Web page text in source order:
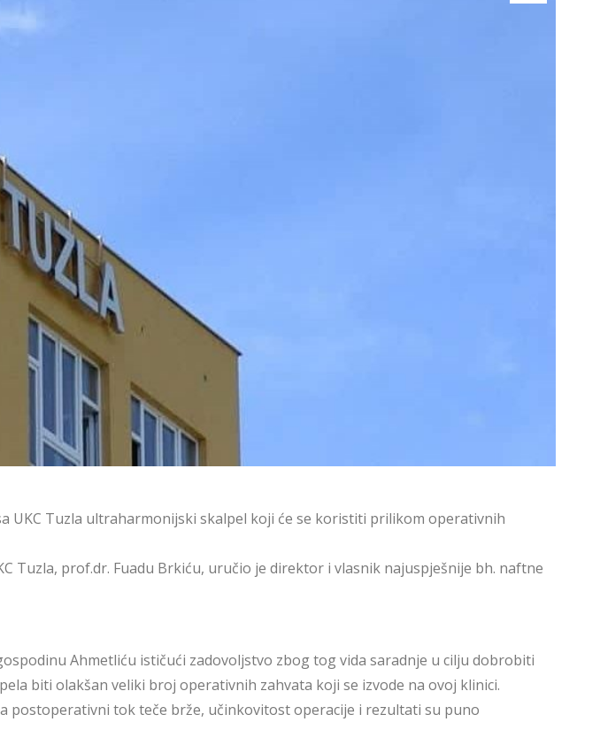
UKC Tuzla ultraharmonijski skalpel koji će se koristiti prilikom operativnih
Tuzla, prof.dr. Fuadu Brkiću, uručio je direktor i vlasnik najuspješnije bh. naftne
Ahmetliću ističući zadovoljstvo zbog tog vida saradnje u cilju dobrobiti
biti olakšan veliki broj operativnih zahvata koji se izvode na ovoj klinici.
postoperativni tok teče brže, učinkovitost operacije i rezultati su puno